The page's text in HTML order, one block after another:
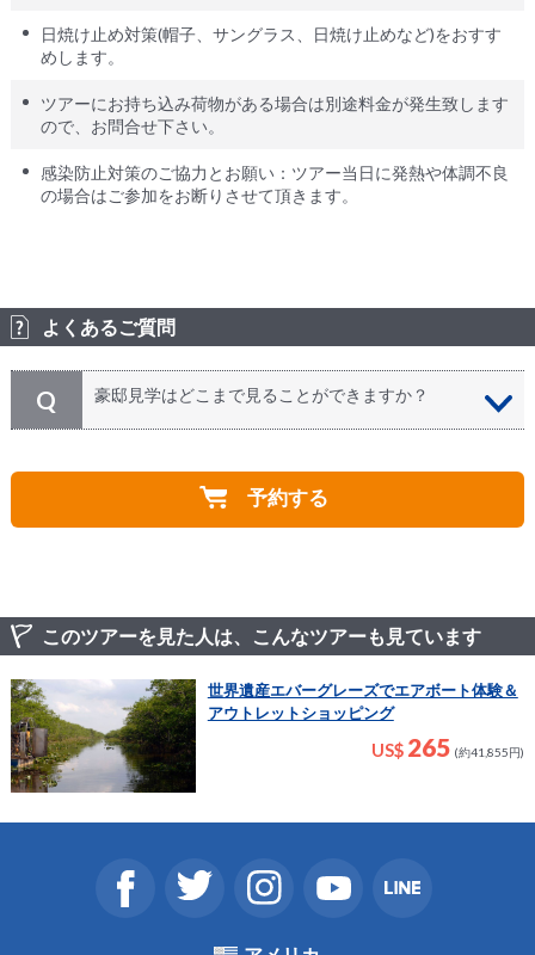
日焼け止め対策(帽子、サングラス、日焼け止めなど)をおすす
めします。
ツアーにお持ち込み荷物がある場合は別途料金が発生致します
ので、お問合せ下さい。
感染防止対策のご協力とお願い：ツアー当日に発熱や体調不良
の場合はご参加をお断りさせて頂きます。
よくあるご質問
Q 豪邸見学はどこまで見ることができますか？
ドは私有地の為入ることができません。
予約する
このツアーを見た人は、こんなツアーも見ています
世界遺産エバーグレーズでエアボート体験＆
アウトレットショッピング
US$ 265 (約41,855円)